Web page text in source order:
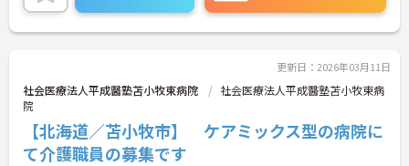
更新日：2026年03月11日
社会医療法人平成醫塾苫小牧東病院
社会医療法人平成醫塾苫小牧東病
院
【北海道／苫小牧市】 ケアミックス型の病院に
て介護職員の募集です